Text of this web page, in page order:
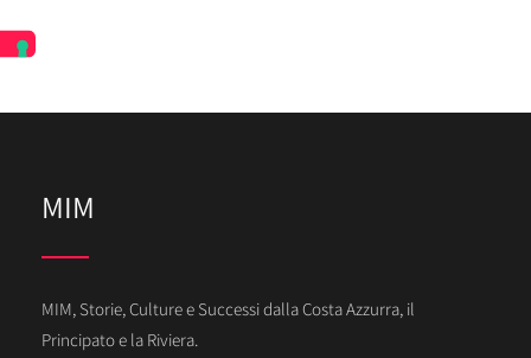
MIM
MIM, Storie, Culture e Successi dalla Costa Azzurra, il
Principato e la Riviera.